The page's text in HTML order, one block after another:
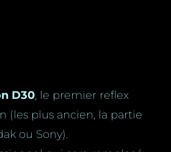
D30, le premier reflex
(les plus ancien, la partie
ou Sony).